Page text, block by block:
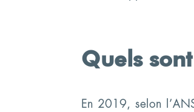
Quels
En 2019, selon